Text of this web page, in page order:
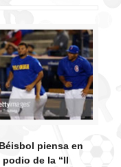
piensa en
de la “II